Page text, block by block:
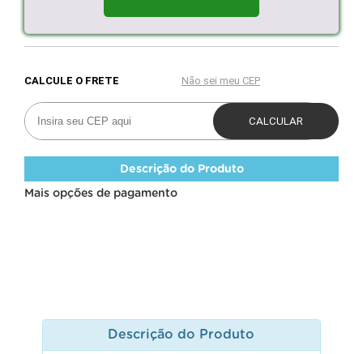
Descrição do Produto
Mais opções de pagamento
Descrição do Produto